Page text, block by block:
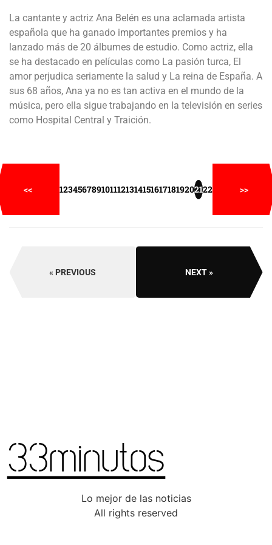
La cantante y actriz Ana Belén es una aclamada artista
española que ha ganado importantes premios y ha
lanzado más de 20 álbumes de estudio. Como actriz, ella
se ha destacado en películas como La pasión turca, El
amor perjudica seriamente la salud y La reina de España. A
sus 68 años, Ana ya no es tan activa en el mundo de la
música, pero ella sigue trabajando en la televisión en series
como Hospital Central y Traición.
<< 12345678910111213141516171819202122 >>
PREVIOUS NEXT
Lo mejor de las noticias
All rights reserved